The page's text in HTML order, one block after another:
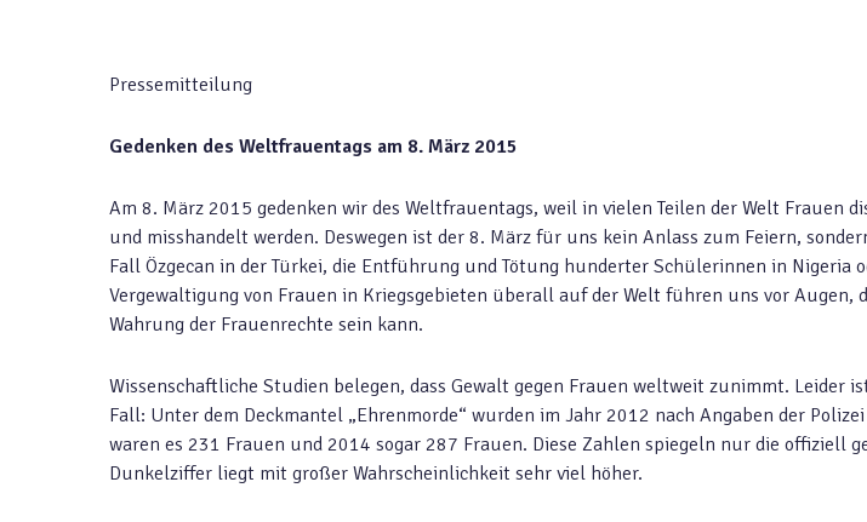
Pressemitteilung
Gedenken des Weltfrauentags am 8. März 2015
Am 8. März 2015 gedenken wir des Weltfrauentags, weil in vielen Teilen der Welt Frauen
und misshandelt werden. Deswegen ist der 8. März für uns kein Anlass zum Feiern,
Fall Özgecan in der Türkei, die Entführung und Tötung hunderter Schülerinnen in Nigeria
Vergewaltigung von Frauen in Kriegsgebieten überall auf der Welt führen uns vor Augen,
Wahrung der Frauenrechte sein kann.
Wissenschaftliche Studien belegen, dass Gewalt gegen Frauen weltweit zunimmt. Leider
Fall: Unter dem Deckmantel „Ehrenmorde“ wurden im Jahr 2012 nach Angaben der
waren es 231 Frauen und 2014 sogar 287 Frauen. Diese Zahlen spiegeln nur die offiziell
Dunkelziffer liegt mit großer Wahrscheinlichkeit sehr viel höher.